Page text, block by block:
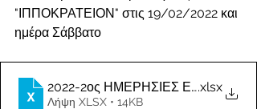
"ΙΠΠΟΚΡΑΤΕΙΟΝ" στις 19/02/2022 και
ημέρα Σάββατο
2022-2ος ΗΜΕΡΗΣΙΕΣ ΕΦΗΜΕΡΙΕΣ
.xlsx
Λήψη XLSX • 14KB